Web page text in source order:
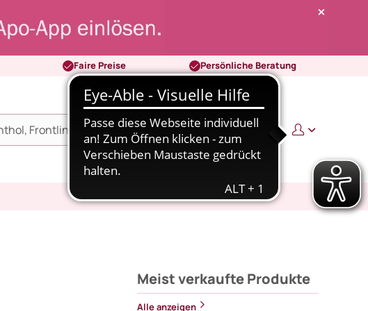
Faire Preise Persönliche Beratung
0 0,00 €
Meist verkaufte Produkte
Alle anzeigen